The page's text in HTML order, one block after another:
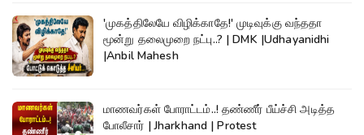
'முகத்திலேயே விழிக்காதே!' முடிவுக்கு வந்ததா
மூன்று தலைமுறை நட்பு..? | DMK |Udhayanidhi
|Anbil Mahesh
மாணவர்கள் போராட்டம்..! தண்ணீர் பீய்ச்சி அடித்த
போலீசார் | Jharkhand | Protest